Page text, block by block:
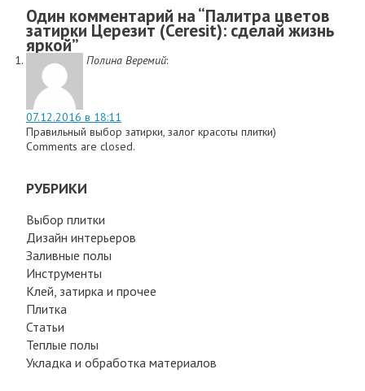
Один комментарий на “Палитра цветов
затирки Церезит (Ceresit): сделай жизнь
яркой”
Полина Веремий:
07.12.2016 в 18:11
Правильный выбор затирки, залог красоты плитки)
Comments are closed.
РУБРИКИ
Выбор плитки
Дизайн интерьеров
Заливные полы
Инструменты
Клей, затирка и прочее
Плитка
Статьи
Теплые полы
Укладка и обработка материалов